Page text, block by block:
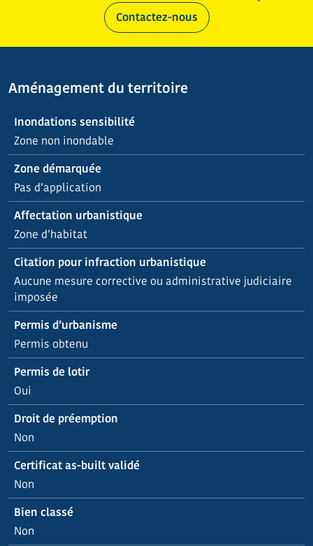
Contactez-nous
Aménagement du territoire
Inondations sensibilité
Zone non inondable
Zone démarquée
Pas d’application
Affectation urbanistique
Zone d’habitat
Citation pour infraction urbanistique
Aucune mesure corrective ou administrative judiciaire
imposée
Permis d’urbanisme
Permis obtenu
Permis de lotir
Oui
Droit de préemption
Non
Certificat as-built validé
Non
Bien classé
Non